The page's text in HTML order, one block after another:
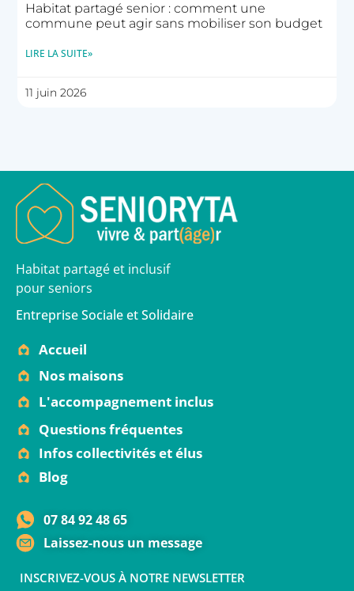
Habitat partagé senior : comment une
commune peut agir sans mobiliser son budget
LIRE LA SUITE»
11 juin 2026
Habitat partagé et inclusif
pour seniors
Entreprise Sociale et Solidaire
Accueil
Nos maisons
L'accompagnement inclus
Questions fréquentes
Infos collectivités et élus
Blog
07 84 92 48 65
Laissez-nous un message
INSCRIVEZ-VOUS À NOTRE NEWSLETTER